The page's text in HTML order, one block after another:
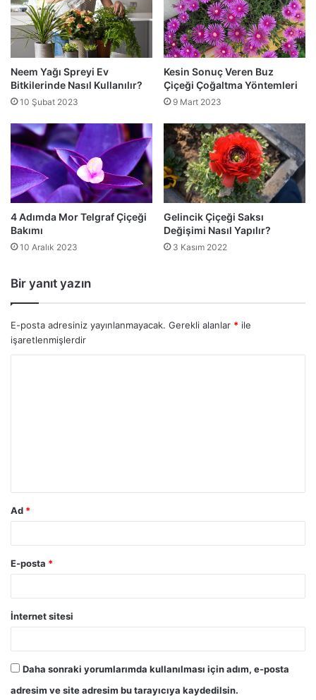
Neem Yağı Spreyi Ev
Bitkilerinde Nasıl Kullanılır?
10 Şubat 2023
Kesin Sonuç Veren Buz
Çiçeği Çoğaltma Yöntemleri
9 Mart 2023
4 Adımda Mor Telgraf Çiçeği
Bakımı
10 Aralık 2023
Gelincik Çiçeği Saksı
Değişimi Nasıl Yapılır?
3 Kasım 2022
Bir yanıt yazın
E-posta adresiniz yayınlanmayacak. Gerekli alanlar * ile
işaretlenmişlerdir
Ad *
E-posta *
İnternet sitesi
Daha sonraki yorumlarımda kullanılması için adım, e-posta
adresim ve site adresim bu tarayıcıya kaydedilsin.